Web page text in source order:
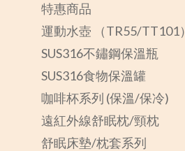
特惠商品
運動水壺 （TR55/TT101）
SUS316不鏽鋼保溫瓶
SUS316食物保溫罐
咖啡杯系列 (保溫/保冷)
遠紅外線舒眠枕/頸枕
舒眠床墊/枕套系列